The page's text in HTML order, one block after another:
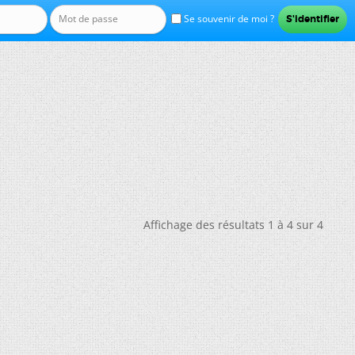
Se souvenir de moi ?
Affichage des résultats 1 à 4 sur 4